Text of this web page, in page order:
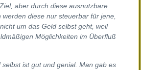
aber durch diese ausnutzbare
werden diese nur steuerbar für jene,
um das Geld selbst geht, weil
Möglichkeiten im Überfluß
selbst ist gut und genial. Man gab es